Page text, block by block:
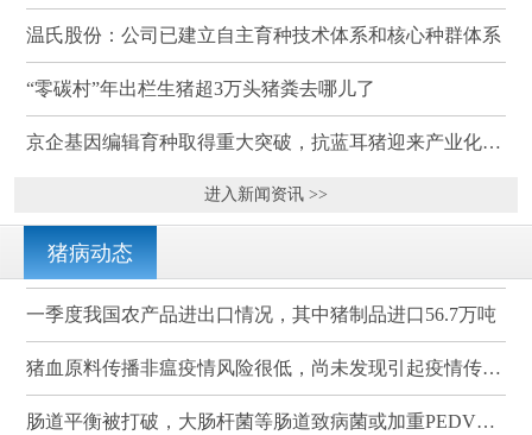
温氏股份：公司已建立自主育种技术体系和核心种群体系
“零碳村”年出栏生猪超3万头猪粪去哪儿了
京企基因编辑育种取得重大突破，抗蓝耳猪迎来产业化临界点
进入新闻资讯 >>
猪病动态
一季度我国农产品进出口情况，其中猪制品进口56.7万吨
猪血原料传播非瘟疫情风险很低，尚未发现引起疫情传播的案例
肠道平衡被打破，大肠杆菌等肠道致病菌或加重PEDV感染